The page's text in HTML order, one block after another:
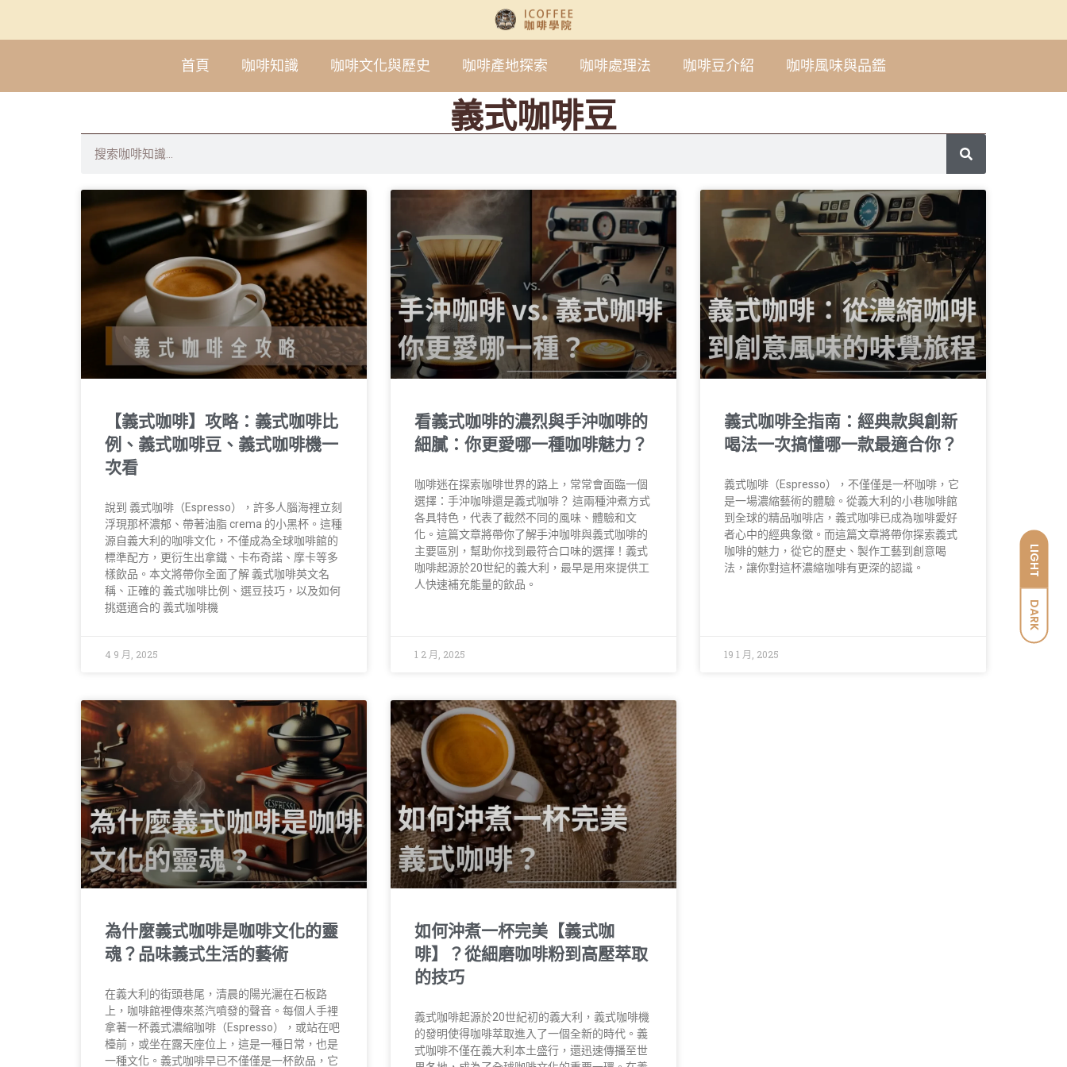
LIGHT
DARK
首頁 咖啡知識 咖啡文化與歷史 咖啡產地探索 咖啡處理法 咖啡豆介紹 咖啡風味與品鑑
義式咖啡豆
【義式咖啡】攻略：義式咖啡比
例、義式咖啡豆、義式咖啡機一
次看
說到 義式咖啡（Espresso），許多人腦海裡立刻
浮現那杯濃郁、帶著油脂 crema 的小黑杯。這種
源自義大利的咖啡文化，不僅成為全球咖啡館的
標準配方，更衍生出拿鐵、卡布奇諾、摩卡等多
樣飲品。本文將帶你全面了解 義式咖啡英文名
稱、正確的 義式咖啡比例、選豆技巧，以及如何
挑選適合的 義式咖啡機
4 9 月, 2025
看義式咖啡的濃烈與手沖咖啡的
細膩：你更愛哪一種咖啡魅力？
咖啡迷在探索咖啡世界的路上，常常會面臨一個
選擇：手沖咖啡還是義式咖啡？ 這兩種沖煮方式
各具特色，代表了截然不同的風味、體驗和文
化。這篇文章將帶你了解手沖咖啡與義式咖啡的
主要區別，幫助你找到最符合口味的選擇！義式
咖啡起源於20世紀的義大利，最早是用來提供工
人快速補充能量的飲品。
1 2 月, 2025
義式咖啡全指南：經典款與創新
喝法一次搞懂哪一款最適合你？
義式咖啡（Espresso），不僅僅是一杯咖啡，它
是一場濃縮藝術的體驗。從義大利的小巷咖啡館
到全球的精品咖啡店，義式咖啡已成為咖啡愛好
者心中的經典象徵。而這篇文章將帶你探索義式
咖啡的魅力，從它的歷史、製作工藝到創意喝
法，讓你對這杯濃縮咖啡有更深的認識。
19 1 月, 2025
為什麼義式咖啡是咖啡文化的靈
魂？品味義式生活的藝術
在義大利的街頭巷尾，清晨的陽光灑在石板路
上，咖啡館裡傳來蒸汽噴發的聲音。每個人手裡
拿著一杯義式濃縮咖啡（Espresso），或站在吧
檯前，或坐在露天座位上，這是一種日常，也是
一種文化。義式咖啡早已不僅僅是一杯飲品，它
如何沖煮一杯完美【義式咖
啡】？從細磨咖啡粉到高壓萃取
的技巧
義式咖啡起源於20世紀初的義大利，義式咖啡機
的發明使得咖啡萃取進入了一個全新的時代。義
式咖啡不僅在義大利本土盛行，還迅速傳播至世